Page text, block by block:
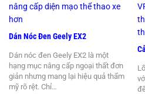
Dán Nóc Đen Geely EX2
Dán nóc đen Geely EX2 là một
hạng mục nâng cấp ngoại thất đơn
giản nhưng mang lại hiệu quả thẩm
mỹ rõ rệt. Chỉ…